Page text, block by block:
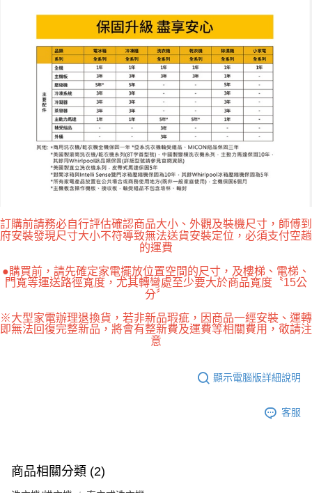
訂購前請務必自行評估確認商品大小、外觀及裝機尺寸，師傅到
府安裝發現尺寸大小不符導致無法送貨安裝定位，必須支付空趟
的運費
●購買前，請先確定家電擺放位置空間的尺寸，及樓梯、電梯、
門寬等運送路徑寬度，尤其轉彎處至少要大於商品寬度〝15公
分〞
※大型家電辦理退換貨，若非新品瑕疵，因商品一經安裝、運轉
即無法回復完整新品，將會有整新費及運費等相關費用，敬請注
意
顯示電腦版詳細說明
客服
商品相關分類 (2)